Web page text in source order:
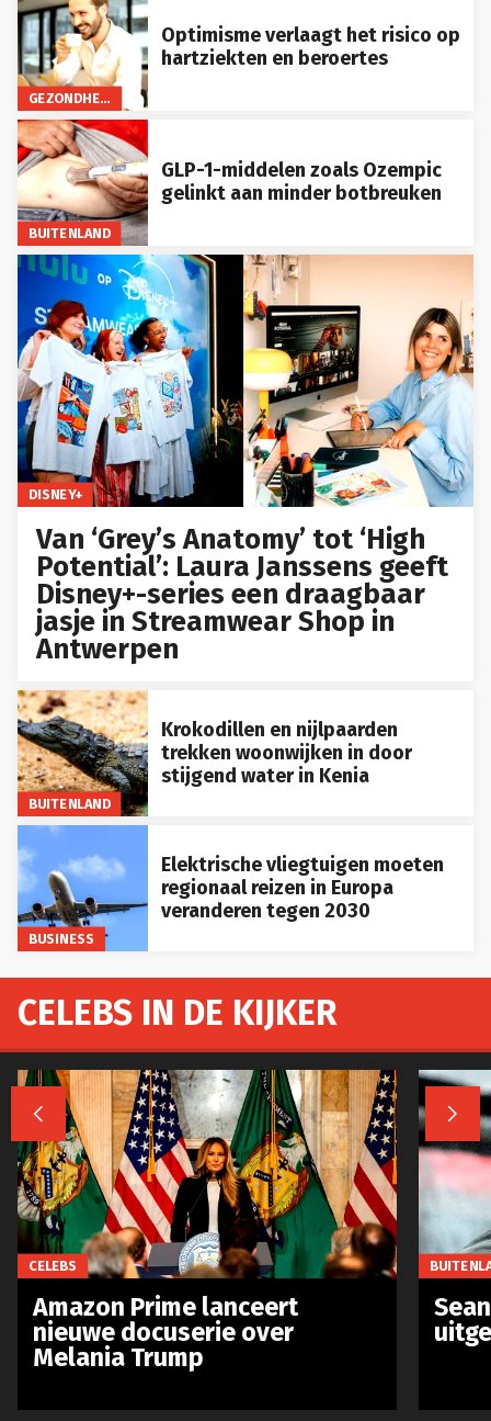
GEZONDHEID
Optimisme verlaagt het risico op
hartziekten en beroertes
BUITENLAND
GLP-1-middelen zoals Ozempic
gelinkt aan minder botbreuken
DISNEY+
Van ‘Grey’s Anatomy’ tot ‘High
Potential’: Laura Janssens geeft
Disney+-series een draagbaar
jasje in Streamwear Shop in
Antwerpen
BUITENLAND
Krokodillen en nijlpaarden
trekken woonwijken in door
stijgend water in Kenia
BUSINESS
Elektrische vliegtuigen moeten
regionaal reizen in Europa
veranderen tegen 2030
CELEBS IN DE KIJKER
 
CELEBS
Amazon Prime lanceert
nieuwe docuserie over
Melania Trump